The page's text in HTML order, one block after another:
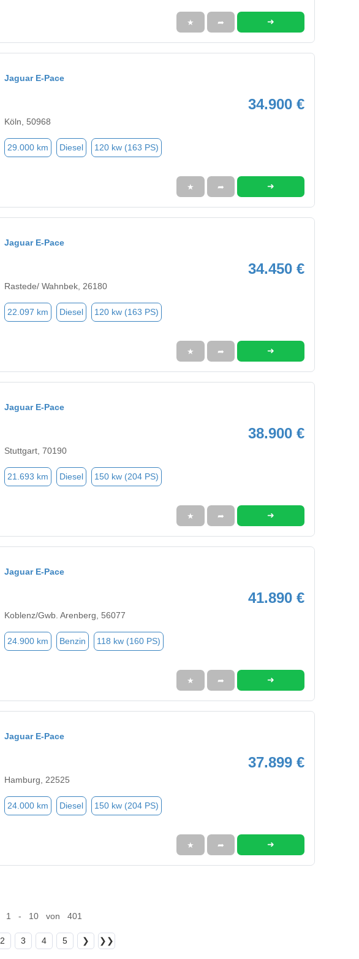
★ ➦ ➜
Jaguar E-Pace
34.900 €
Köln, 50968
29.000 km Diesel 120 kw (163 PS)
★ ➦ ➜
Jaguar E-Pace
34.450 €
Rastede/ Wahnbek, 26180
22.097 km Diesel 120 kw (163 PS)
★ ➦ ➜
Jaguar E-Pace
38.900 €
Stuttgart, 70190
21.693 km Diesel 150 kw (204 PS)
★ ➦ ➜
Jaguar E-Pace
41.890 €
Koblenz/Gwb. Arenberg, 56077
24.900 km Benzin 118 kw (160 PS)
★ ➦ ➜
Jaguar E-Pace
37.899 €
Hamburg, 22525
24.000 km Diesel 150 kw (204 PS)
★ ➦ ➜
1 - 10 von 401
2 3 4 5 ❯ ❯❯